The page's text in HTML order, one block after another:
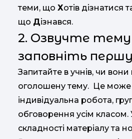
теми, що Хотів дізнатися
що Дізнався.
2. Озвучте
заповніть
Запитайте в учнів, чи
оголошену тему. Це може
індивідуальна робота,
обговорення усім класом.
складності матеріалу та